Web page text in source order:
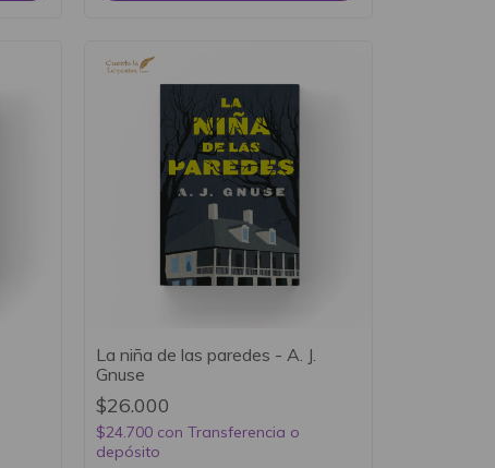
La niña de las paredes - A. J.
Gnuse
$26.000
$24.700 con Transferencia o
depósito